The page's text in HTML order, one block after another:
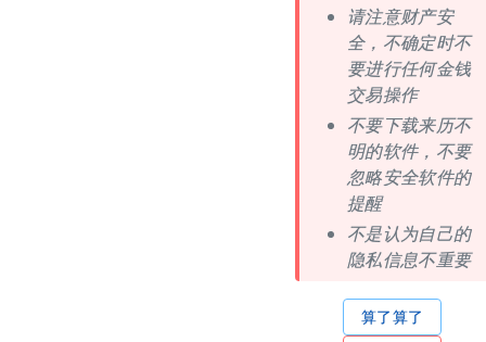
请注意财产安
全，不确定时不
要进行任何金钱
交易操作
不要下载来历不
明的软件，不要
忽略安全软件的
提醒
不是认为自己的
隐私信息不重要
算了算了